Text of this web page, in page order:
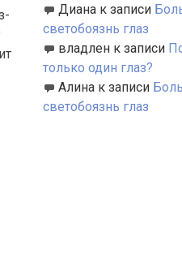
Дианак записи
светобоязнь глаз
владленк записи
только один глаз?
Алинак записи
светобоязнь глаз